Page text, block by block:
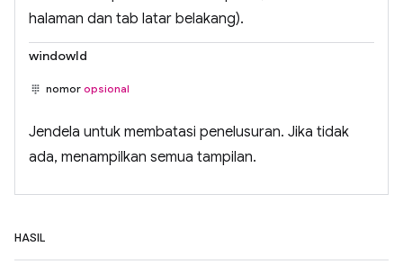
halaman dan tab latar belakang).
windowId
nomor opsional
Jendela untuk membatasi penelusuran. Jika tidak
ada, menampilkan semua tampilan.
HASIL